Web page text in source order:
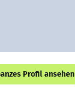
Profil ansehen